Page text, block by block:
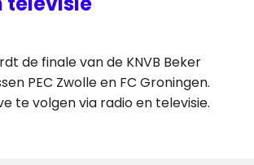
de finale van de KNVB Beker
PEC Zwolle en FC Groningen.
te volgen via radio en televisie.